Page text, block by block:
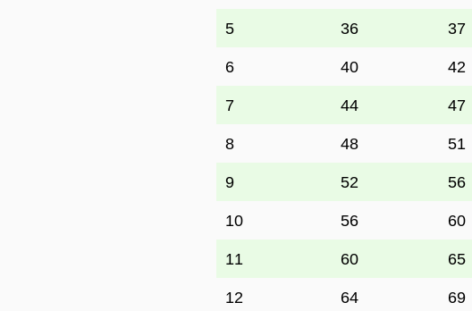
5 36 37
6 40 42
7 44 47
8 48 51
9 52 56
10 56 60
11 60 65
12 64 69